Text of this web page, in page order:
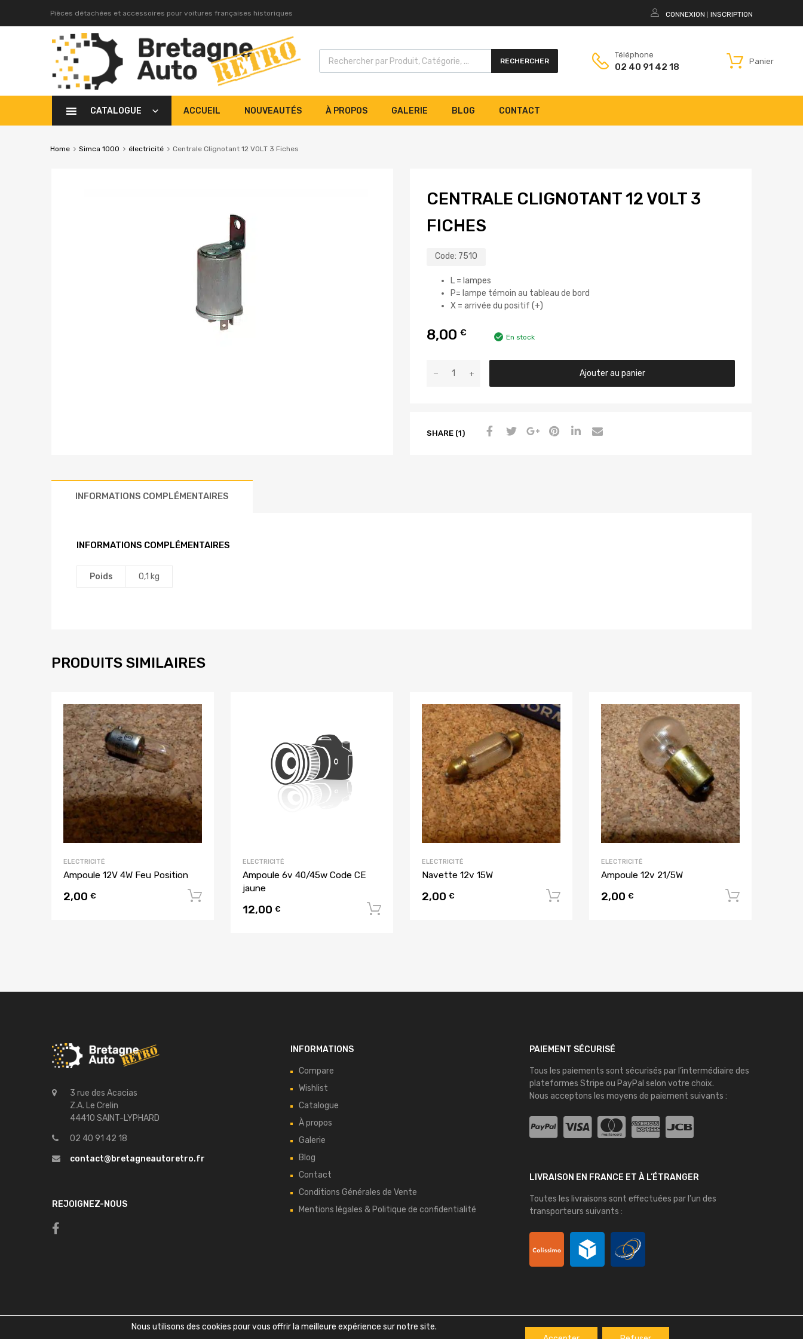
Pièces détachées et accessoires pour voitures françaises historiques CONNEXION INSCRIPTION
RECHERCHER
Téléphone
02 40 91 42 18
Panier
CATALOGUE ACCUEIL NOUVEAUTÉS À PROPOS GALERIE BLOG CONTACT
Home Simca 1000 électricité Centrale Clignotant 12 VOLT 3 Fiches
CENTRALE CLIGNOTANT 12 VOLT 3
FICHES
Code: 7510
L = lampes
P= lampe témoin au tableau de bord
X = arrivée du positif (+)
8,00 € En stock
Ajouter au panier
SHARE (1)
INFORMATIONS COMPLÉMENTAIRES
INFORMATIONS COMPLÉMENTAIRES
Poids 0,1 kg
PRODUITS SIMILAIRES
ELECTRICITÉ
Ampoule 12V 4W Feu Position
2,00 € Ajouter au panier
ELECTRICITÉ
Ampoule 6v 40/45w Code CE
jaune
12,00 €
ELECTRICITÉ
Navette 12v 15W
2,00 € Ajouter au panier
ELECTRICITÉ
Ampoule 12v 21/5W
2,00 €
3 rue des Acacias
Z.A. Le Crelin
44410 SAINT-LYPHARD
02 40 91 42 18
contact@bretagneautoretro.fr
REJOIGNEZ-NOUS
INFORMATIONS
Compare
Wishlist
Catalogue
À propos
Galerie
Blog
Contact
Conditions Générales de Vente
Mentions légales & Politique de confidentialité
PAIEMENT SÉCURISÉ
Tous les paiements sont sécurisés par l’intermédiaire des
plateformes Stripe ou PayPal selon votre choix.
Nous acceptons les moyens de paiement suivants :
LIVRAISON EN FRANCE ET À L’ÉTRANGER
Toutes les livraisons sont effectuées par l’un des
transporteurs suivants :
Copyright ©2026 Bretagne Auto Retro - Tous droits réservés
DesignThemes Zone& Développement
Nous utilisons des cookies pour vous offrir la meilleure expérience sur notre site.